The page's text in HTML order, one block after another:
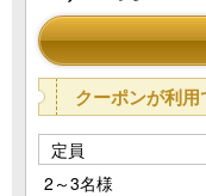
クーポンが利用
定員
2～3名様